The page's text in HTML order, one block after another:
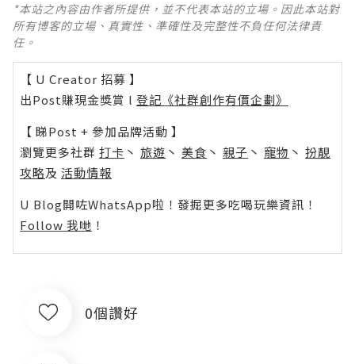
*本站之內容由作者所提供，並不代表本站的立場。因此本站對
所有博客的立場、真實性、準確性及完整性不負任何法律責
任。
【 U Creator 招募 】
出Post賺現金獎賞 l 登記《社群創作有價企劃》
【 睇Post + 參加品牌活動 】
瀏覽更多社群 打卡 丶 旅遊 丶 美食 丶 親子 丶 寵物 丶 扮靚
攻略及 活動情報
U Blog開咗WhatsApp啦！發掘更多吃喝玩樂資訊！
Follow 我哋 ！
0個讚好